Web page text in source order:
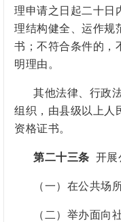
理申请之日起二十日
理结构健全、运作规
书；不符合条件的，
明理由。
其他法律、行政
组织，由县级以上人
资格证书。
第二十三条 开展
（一）在公共场
（二）举办面向